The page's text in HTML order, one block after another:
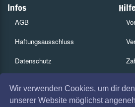
Wir verwenden Cookies, um dir
unserer Website möglichst
Infos
AGB
Haftungsausschluss
Datenschutz
Impressum